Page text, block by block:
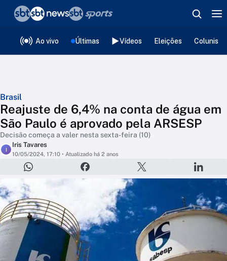
Ao vivo Últimas Vídeos Eleições
Brasil
Reajuste de 6,4% na conta de água em
São Paulo é aprovado pela ARSESP
Decisão começa a valer nesta sexta-feira (10)
I
Iris Tavares
10/05/2024, 17:10 • Atualizado há 2 anos
❮voltar
Editorias